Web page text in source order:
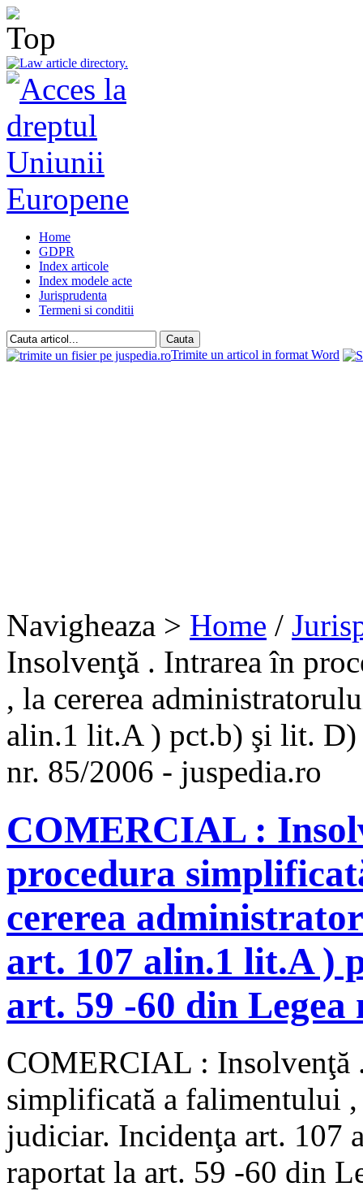
Home
GDPR
Index articole
Index modele acte
Jurisprudenta
Termeni si conditii
Trimite un articol in format Word
Navigheaza > Home /
Insolvenţă . Intrarea în
, la cererea
alin.1 lit.A ) pct.b) şi lit. D)
nr. 85/2006 - juspedia.ro
COMERCIAL :
procedura
cererea
art. 107 alin.1 lit.A )
art. 59 -60 din Legea
COMERCIAL : Insolvenţă
simplificată a falimentului
judiciar. Incidenţa art.
raportat la art. 59 -60 din